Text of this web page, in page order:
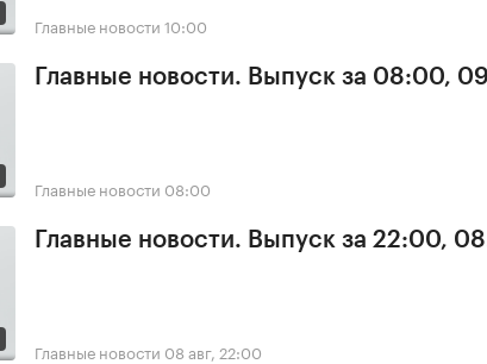
Главные новости 10:00
Главные новости. Выпуск за 08:00,
Главные новости 08:00
Главные новости. Выпуск за 22:00,
Главные новости 08 авг, 22:00